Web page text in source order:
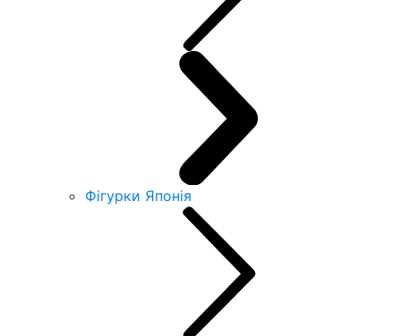
Фігурки Японія